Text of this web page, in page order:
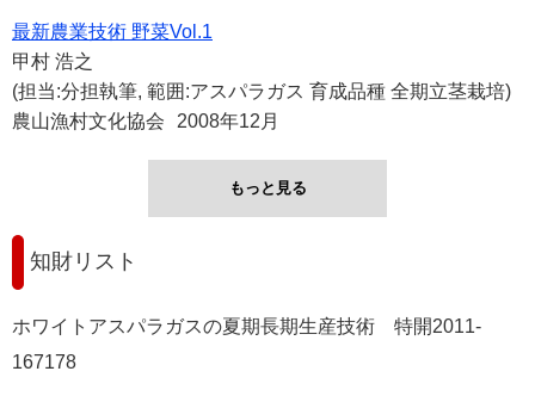
最新農業技術 野菜Vol.1
甲村 浩之
(担当:分担執筆, 範囲:アスパラガス 育成品種 全期立茎栽培)
農山漁村文化協会
2008年12月
もっと見る
知財リスト
ホワイトアスパラガスの夏期長期生産技術 特開2011-
167178